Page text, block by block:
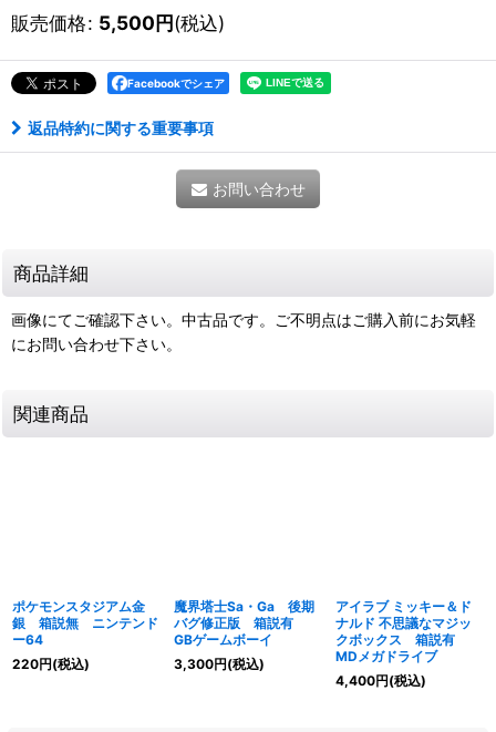
販売価格: 5,500円(税込)
Facebookでシェア
返品特約に関する重要事項
お問い合わせ
商品詳細
画像にてご確認下さい。中古品です。ご不明点はご購入前にお気軽
にお問い合わせ下さい。
関連商品
ポケモンスタジアム金
銀 箱説無 ニンテンド
ー64
220円(税込)
魔界塔士Sa・Ga 後期
バグ修正版 箱説有
GBゲームボーイ
3,300円(税込)
アイラブ ミッキー＆ド
ナルド 不思議なマジッ
クボックス 箱説有
MDメガドライブ
4,400円(税込)